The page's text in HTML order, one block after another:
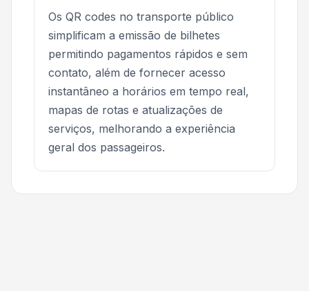
Os QR codes no transporte público
simplificam a emissão de bilhetes
permitindo pagamentos rápidos e sem
contato, além de fornecer acesso
instantâneo a horários em tempo real,
mapas de rotas e atualizações de
serviços, melhorando a experiência
geral dos passageiros.